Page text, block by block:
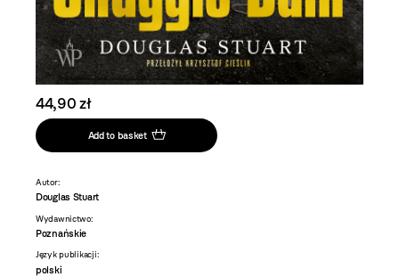
44,90 zł
Add to basket
Autor:
Douglas Stuart
Wydawnictwo:
Poznańskie
Język publikacji:
polski